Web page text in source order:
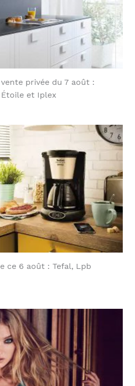
privée du 7 août :
Étoile et Iplex
ce 6 août : Tefal, Lpb